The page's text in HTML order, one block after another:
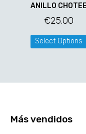
ANILLO CHOTEE
€25.00
Select Options
Más vendidos